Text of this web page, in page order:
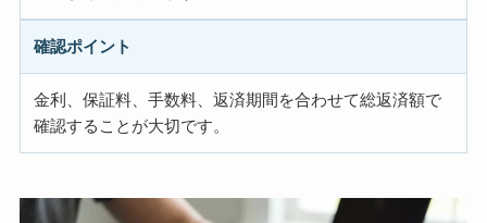
確認ポイント
金利、保証料、手数料、返済期間を合わせて総返済額で
確認することが大切です。